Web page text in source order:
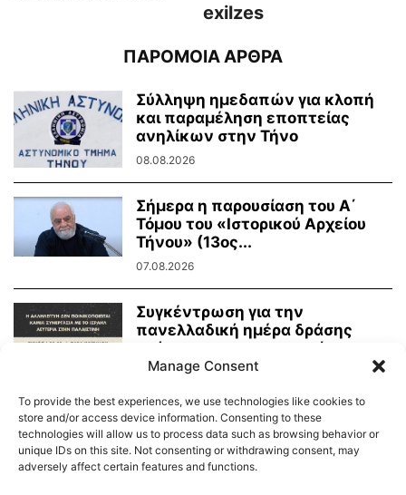
exilzes
ΠΑΡΟΜΟΙΑ ΑΡΘΡΑ
Σύλληψη ημεδαπών για κλοπή
και παραμέληση εποπτείας
ανηλίκων στην Τήνο
08.08.2026
Σήμερα η παρουσίαση του Α΄
Τόμου του «Ιστορικού Αρχείου
Τήνου» (13ος...
07.08.2026
Συγκέντρωση για την
πανελλαδική ημέρα δράσης
ενάντια στην γενοκτονία στην
Παλαιστίνη
Manage Consent
To provide the best experiences, we use technologies like cookies to
store and/or access device information. Consenting to these
technologies will allow us to process data such as browsing behavior or
unique IDs on this site. Not consenting or withdrawing consent, may
adversely affect certain features and functions.